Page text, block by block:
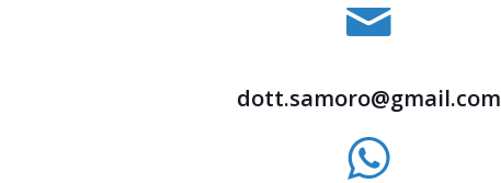
dott.samoro@gmail.com